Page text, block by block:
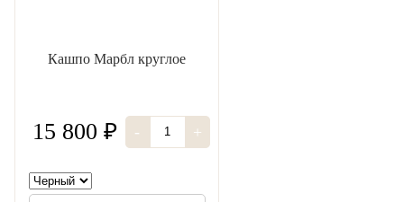
Кашпо Марбл круглое
15 800 ₽ - +